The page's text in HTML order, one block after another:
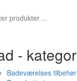
-
Badeværelses tilbehør